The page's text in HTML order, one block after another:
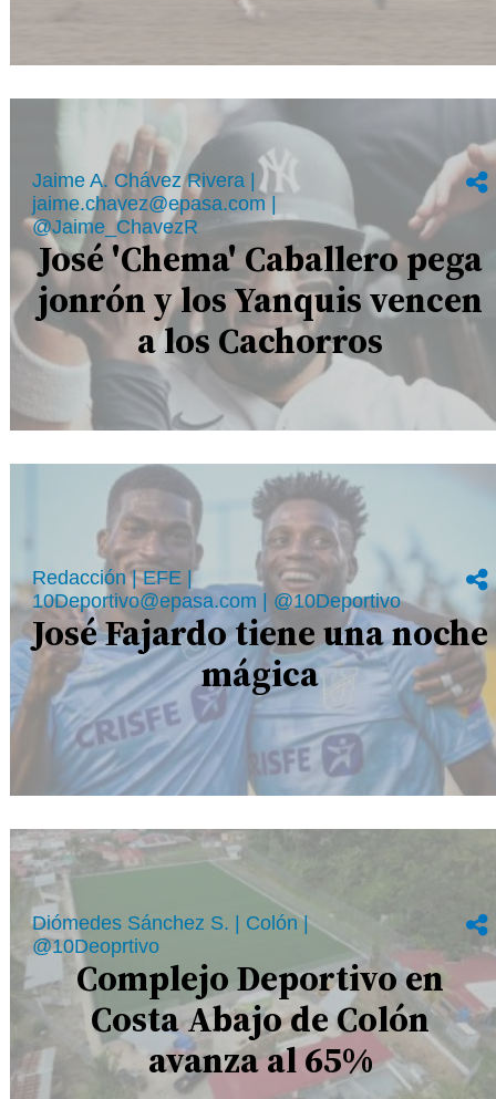
Jaime A. Chávez Rivera |
jaime.chavez@epasa.com |
@Jaime_ChavezR
José 'Chema' Caballero pega
jonrón y los Yanquis vencen
a los Cachorros
Redacción | EFE |
10Deportivo@epasa.com | @10Deportivo
José Fajardo tiene una noche
mágica
Diómedes Sánchez S. | Colón |
@10Deoprtivo
Complejo Deportivo en
Costa Abajo de Colón
avanza al 65%